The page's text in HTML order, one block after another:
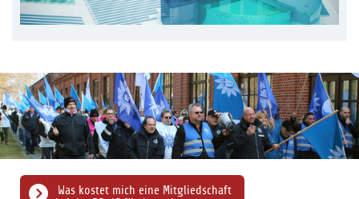
Was kostet mich eine Mitgliedschaft